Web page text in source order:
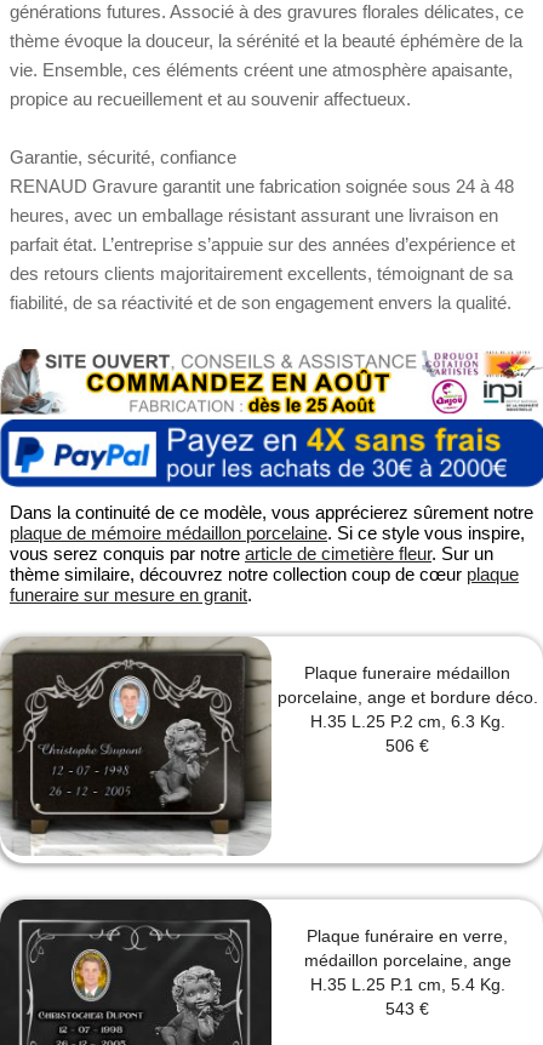
générations futures. Associé à des gravures florales délicates, ce
thème évoque la douceur, la sérénité et la beauté éphémère de la
vie. Ensemble, ces éléments créent une atmosphère apaisante,
propice au recueillement et au souvenir affectueux.
Garantie, sécurité, confiance
RENAUD Gravure garantit une fabrication soignée sous 24 à 48
heures, avec un emballage résistant assurant une livraison en
parfait état. L’entreprise s’appuie sur des années d’expérience et
des retours clients majoritairement excellents, témoignant de sa
fiabilité, de sa réactivité et de son engagement envers la qualité.
Dans la continuité de ce modèle, vous apprécierez sûrement notre
plaque de mémoire médaillon porcelaine. Si ce style vous inspire,
vous serez conquis par notre article de cimetière fleur. Sur un
thème similaire, découvrez notre collection coup de cœur plaque
funeraire sur mesure en granit.
Plaque funeraire médaillon
porcelaine, ange et bordure déco.
H.35 L.25 P.2 cm, 6.3 Kg.
506 €
Plaque funéraire en verre,
médaillon porcelaine, ange
H.35 L.25 P.1 cm, 5.4 Kg.
543 €